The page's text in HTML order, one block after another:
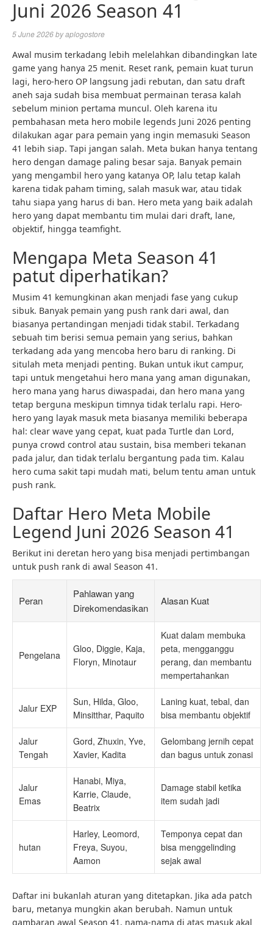
Juni 2026 Season 41
5 June 2026byaplogostore
Awal musim terkadang lebih melelahkan dibandingkan late
game yang hanya 25 menit. Reset rank, pemain kuat turun
lagi, hero-hero OP langsung jadi rebutan, dan satu draft
aneh saja sudah bisa membuat permainan terasa kalah
sebelum minion pertama muncul. Oleh karena itu
pembahasan meta hero mobile legends Juni 2026 penting
dilakukan agar para pemain yang ingin memasuki Season
41 lebih siap. Tapi jangan salah. Meta bukan hanya tentang
hero dengan damage paling besar saja. Banyak pemain
yang mengambil hero yang katanya OP, lalu tetap kalah
karena tidak paham timing, salah masuk war, atau tidak
tahu siapa yang harus di ban. Hero meta yang baik adalah
hero yang dapat membantu tim mulai dari draft, lane,
objektif, hingga teamfight.
Mengapa Meta Season 41
patut diperhatikan?
Musim 41 kemungkinan akan menjadi fase yang cukup
sibuk. Banyak pemain yang push rank dari awal, dan
biasanya pertandingan menjadi tidak stabil. Terkadang
sebuah tim berisi semua pemain yang serius, bahkan
terkadang ada yang mencoba hero baru di ranking. Di
situlah meta menjadi penting. Bukan untuk ikut campur,
tapi untuk mengetahui hero mana yang aman digunakan,
hero mana yang harus diwaspadai, dan hero mana yang
tetap berguna meskipun timnya tidak terlalu rapi. Hero-
hero yang layak masuk meta biasanya memiliki beberapa
hal: clear wave yang cepat, kuat pada Turtle dan Lord,
punya crowd control atau sustain, bisa memberi tekanan
pada jalur, dan tidak terlalu bergantung pada tim. Kalau
hero cuma sakit tapi mudah mati, belum tentu aman untuk
push rank.
Daftar Hero Meta Mobile
Legend Juni 2026 Season 41
Berikut ini deretan hero yang bisa menjadi pertimbangan
untuk push rank di awal Season 41.
Peran
Pahlawan yang
Direkomendasikan
Alasan Kuat
Pengelana
Gloo, Diggie, Kaja,
Floryn, Minotaur
Kuat dalam membuka
peta, mengganggu
perang, dan membantu
mempertahankan
Jalur EXP
Sun, Hilda, Gloo,
Minsitthar, Paquito
Laning kuat, tebal, dan
bisa membantu objektif
Jalur
Tengah
Gord, Zhuxin, Yve,
Xavier, Kadita
Gelombang jernih cepat
dan bagus untuk zonasi
Jalur
Emas
Hanabi, Miya,
Karrie, Claude,
Beatrix
Damage stabil ketika
item sudah jadi
hutan
Harley, Leomord,
Freya, Suyou,
Aamon
Temponya cepat dan
bisa menggelinding
sejak awal
Daftar ini bukanlah aturan yang ditetapkan. Jika ada patch
baru, metanya mungkin akan berubah. Namun untuk
gambaran awal Season 41, nama-nama di atas masuk akal